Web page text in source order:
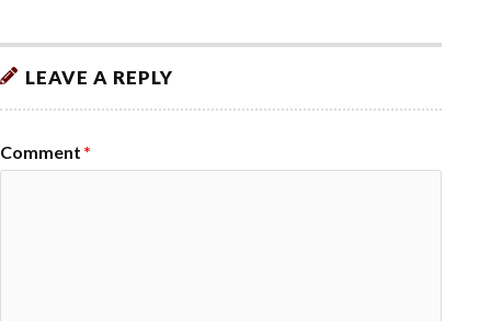
LEAVE A REPLY
Comment *